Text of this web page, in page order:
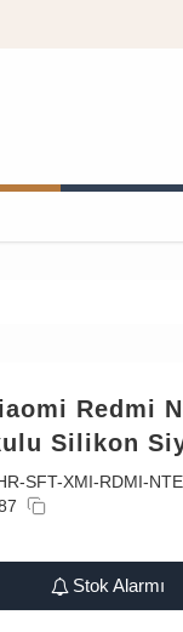
Redmi
Silikon
SFT-XMI-RDMI-
Stok Alarmı